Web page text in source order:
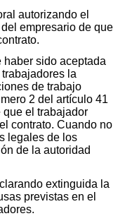
autorizando el
empresario de que
haber sido aceptada
la
de trabajo
2 del artículo 41
que el trabajador
contrato. Cuando no
legales de los
de la autoridad
extinguida la
previstas en el